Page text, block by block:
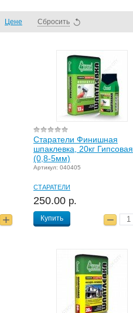
Цене Сбросить
Старатели Финишная
шпаклевка, 20кг Гипсовая
(0,8-5мм)
Артикул: 040405
СТАРАТЕЛИ
250.00 р.
Купить